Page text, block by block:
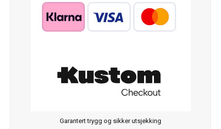
Garantert trygg og sikker utsjekking